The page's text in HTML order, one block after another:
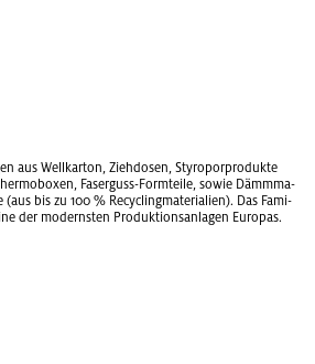
aus Well­kar­ton, Zieh­do­sen, Sty­ro­por­pro­duk­te
Fa­ser­guss-Form­tei­le, sowie Dämm­ma­
bis zu 100 % Re­cy­cling­ma­te­ria­li­en). Das Fa­mi­
der mo­derns­ten Pro­duk­ti­ons­an­la­gen Eu­ro­pas.